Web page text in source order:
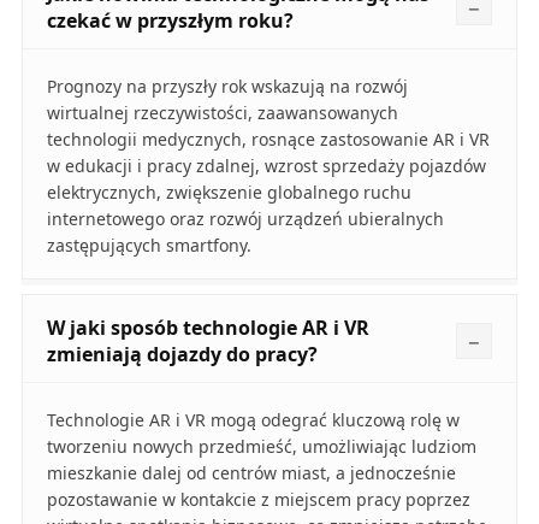
czekać w przyszłym roku?
Prognozy na przyszły rok wskazują na rozwój
wirtualnej rzeczywistości, zaawansowanych
technologii medycznych, rosnące zastosowanie AR i VR
w edukacji i pracy zdalnej, wzrost sprzedaży pojazdów
elektrycznych, zwiększenie globalnego ruchu
internetowego oraz rozwój urządzeń ubieralnych
zastępujących smartfony.
W jaki sposób technologie AR i VR
zmieniają dojazdy do pracy?
Technologie AR i VR mogą odegrać kluczową rolę w
tworzeniu nowych przedmieść, umożliwiając ludziom
mieszkanie dalej od centrów miast, a jednocześnie
pozostawanie w kontakcie z miejscem pracy poprzez